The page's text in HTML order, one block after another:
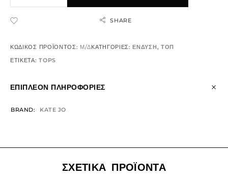
SHARE
ΚΩΔΙΚΌΣ ΠΡΟΪΌΝΤΟΣ: Μ/ΔΚΑΤΗΓΟΡΊΕΣ:ΕΝΔΥΣΗ, ΤΟΠ
ΕΤΙΚΈΤΑ:TOPS
ΕΠΙΠΛΈΟΝ ΠΛΗΡΟΦΟΡΊΕΣ
BRAND KATE JO
ΣΧΕΤΙΚΆ ΠΡΟΪΌΝΤΑ